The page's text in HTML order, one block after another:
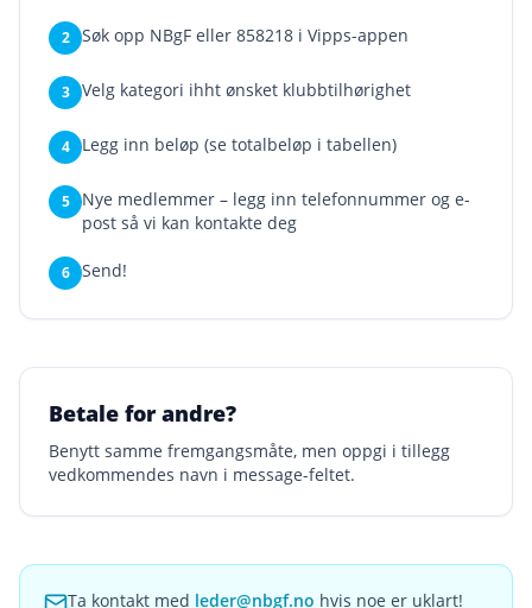
2 Søk opp NBgF eller 858218 i Vipps-appen
3 Velg kategori ihht ønsket klubbtilhørighet
4 Legg inn beløp (se totalbeløp i tabellen)
5
Nye medlemmer – legg inn telefonnummer og e-
post så vi kan kontakte deg
6 Send!
Betale for andre?
Benytt samme fremgangsmåte, men oppgi i tillegg
vedkommendes navn i message-feltet.
Ta kontakt med leder@nbgf.no hvis noe er uklart!